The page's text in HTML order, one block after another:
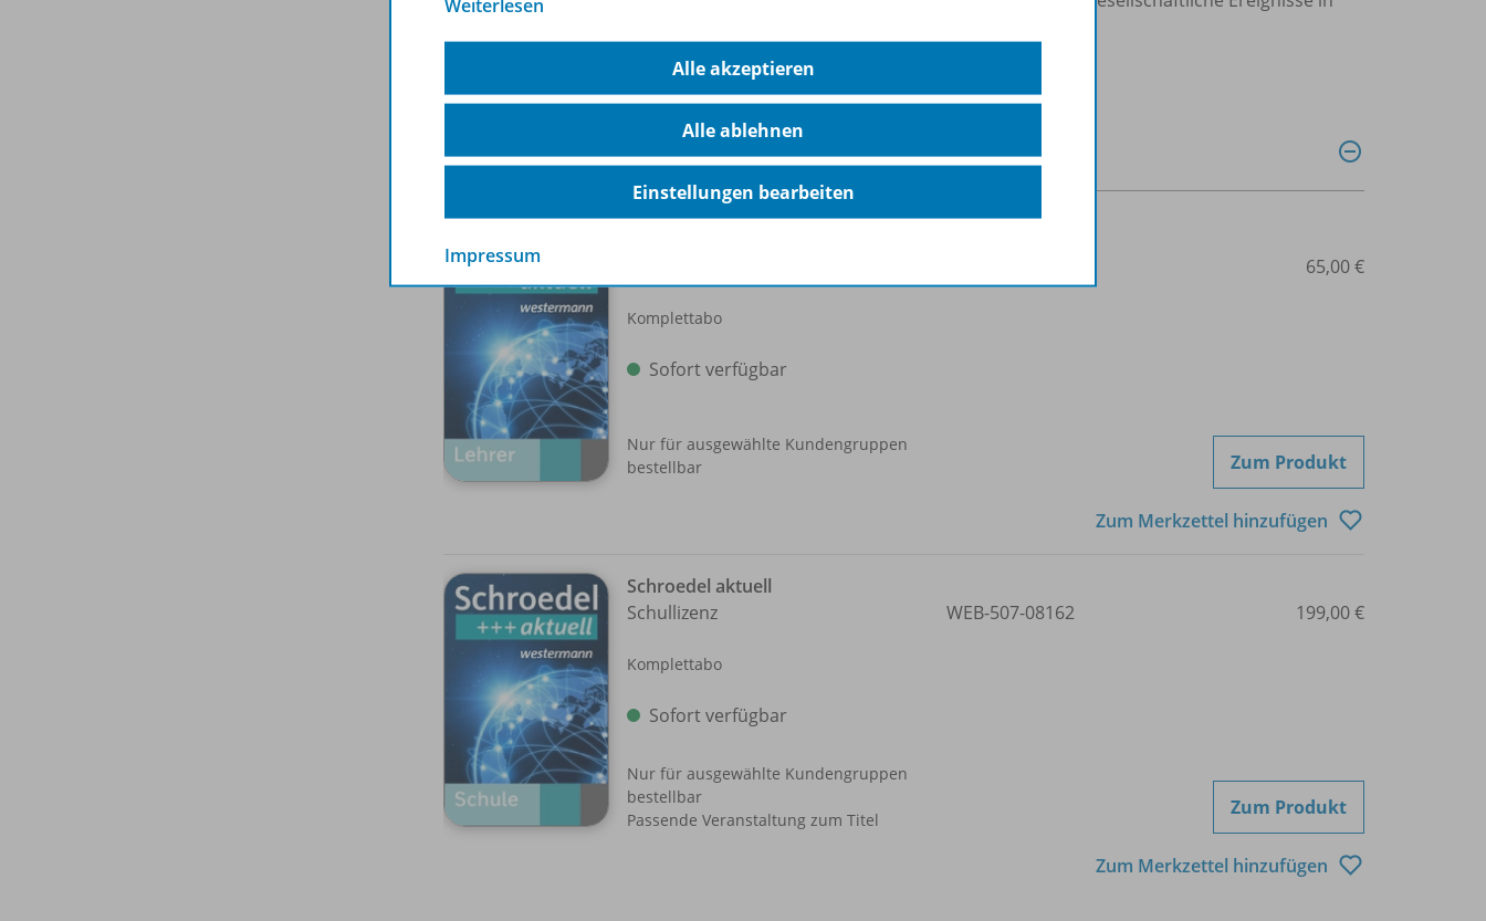
Spar-Pakete
Komplettabo
Sofort verfügbar
Nur für ausgewählte Kundengruppen
bestellbar
65,00 €
Zum Produkt
Zum Merkzettel hinzufügen
Schroedel aktuell
Schullizenz
Komplettabo
Sofort verfügbar
Nur für ausgewählte Kundengruppen
bestellbar
Passende Veranstaltung zum Titel
WEB-507-08162 199,00 €
Zum Produkt
Zum Merkzettel hinzufügen
Weiterlesen
Alle akzeptieren
Alle ablehnen
Einstellungen bearbeiten
Impressum